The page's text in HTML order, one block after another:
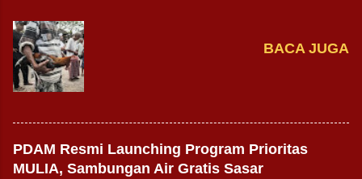
BACA JUGA
PDAM Resmi Launching Program Prioritas
MULIA, Sambungan Air Gratis Sasar